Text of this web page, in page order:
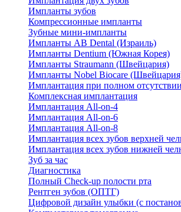
Импланты зубов
Компрессионные импланты
Зубные мини-импланты
Импланты AB Dental (Израиль)
Импланты Dentium (Южная Корея)
Импланты Straumann (Швейцария)
Импланты Nobel Biocare
Имплантация при полном отсутствии
Комплексная имплантация
Имплантация All-on-4
Имплантация All-on-6
Имплантация All-on-8
Имплантация всех зубов верхней
Имплантация всех зубов нижней
Зуб за час
Диагностика
Полный Check-up полости рта
Рентген зубов (ОПТГ)
Цифровой дизайн улыбки (с